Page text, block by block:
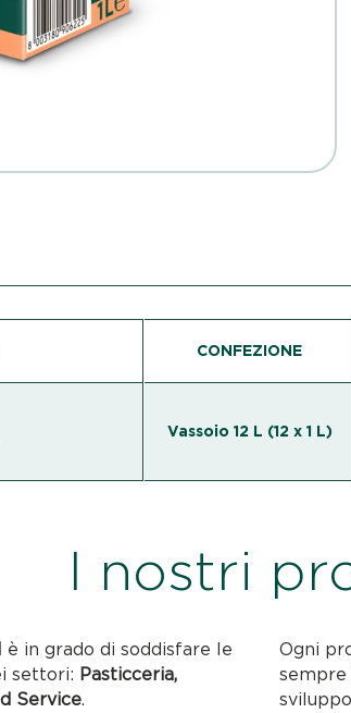
CONFEZIONE
Vassoio 12 L (12 x 1 L)
I nostri
è in grado di soddisfare le
settori: Pasticceria,
Service.
Ogni
sempre